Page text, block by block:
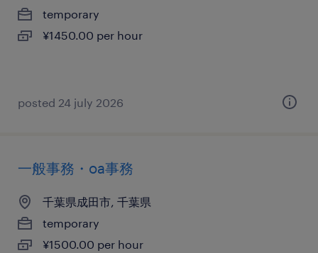
temporary
¥1450.00 per hour
posted 24 july 2026
一般事務・oa事務
千葉県成田市, 千葉県
temporary
¥1500.00 per hour